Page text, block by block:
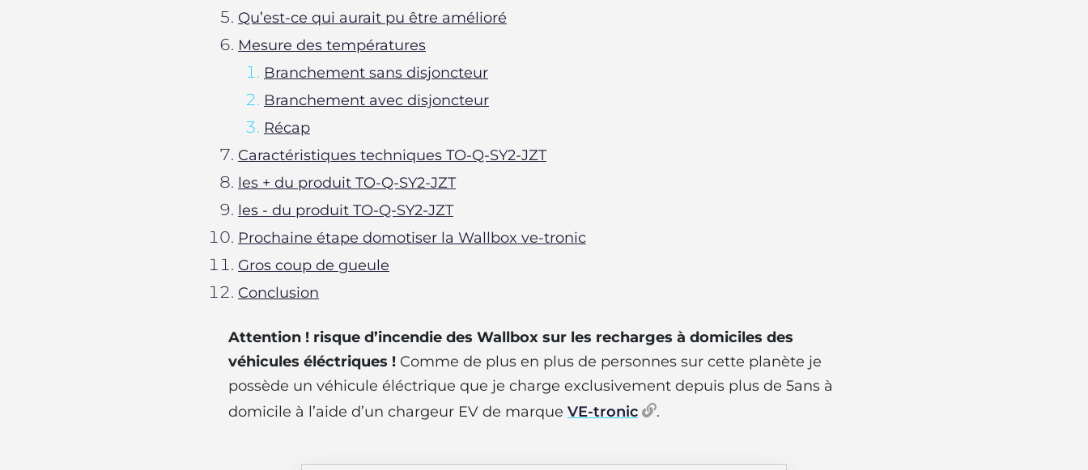
Qu’est-ce qui aurait pu être amélioré
Mesure des températures
Branchement sans disjoncteur
Branchement avec disjoncteur
Récap
Caractéristiques techniques TO-Q-SY2-JZT
les + du produit TO-Q-SY2-JZT
les - du produit TO-Q-SY2-JZT
Prochaine étape domotiser la Wallbox ve-tronic
Gros coup de gueule
Conclusion
Attention ! risque d’incendie des Wallbox sur les recharges à domiciles des
véhicules éléctriques ! Comme de plus en plus de personnes sur cette planète je
possède un véhicule éléctrique que je charge exclusivement depuis plus de 5ans à
domicile à l’aide d’un chargeur EV de marque VE-tronic .